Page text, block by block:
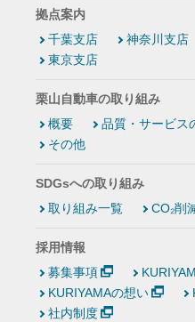
拠点案内
千葉支店
神奈川支店
東京支店
栗山自動車の取り組み
概要
品質・サービス
その他
SDGsへの取り組み
取り組み一覧
CO₂削
採用情報
募集事項
KURIYAMAの想い
社内制度